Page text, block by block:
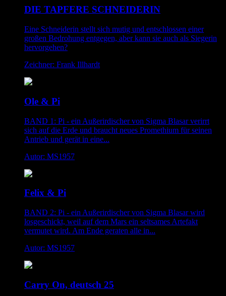
DIE TAPFERE SCHNEIDERIN
Eine Schneiderin stellt sich mutig und entschlossen einer
großen Bedrohung entgegen, aber kann sie auch als Siegerin
hervorgehen?
Zeichner: Frank Illhardt
Ole & Pi
BAND 1: Pi - ein Außerirdischer von Sigma Blasar verirrt
sich auf die Erde und braucht neues Promethium für seinen
Antrieb und gerät in eine...
Autor: MS1957
Felix & Pi
BAND 2: Pi - ein Außerirdischer von Sigma Blasar wird
losgeschickt, weil auf dem Mars ein seltsames Artefakt
vermutet wird. Am Ende geraten alle in...
Autor: MS1957
Carry On, deutsch 25